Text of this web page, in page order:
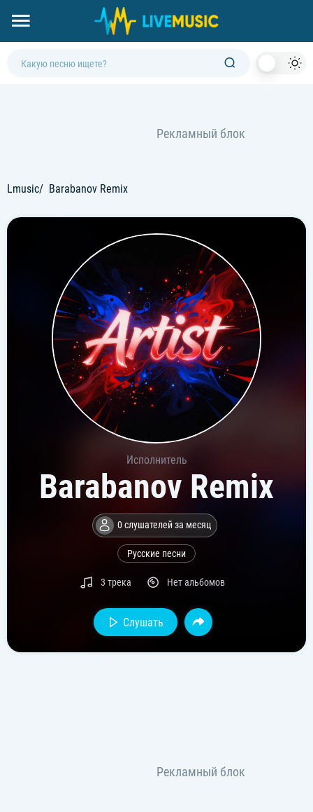
Lmusic Barabanov Remix
Исполнитель
Barabanov Remix
0 слушателей за месяц
Русские песни
3 трека Нет альбомов
Слушать